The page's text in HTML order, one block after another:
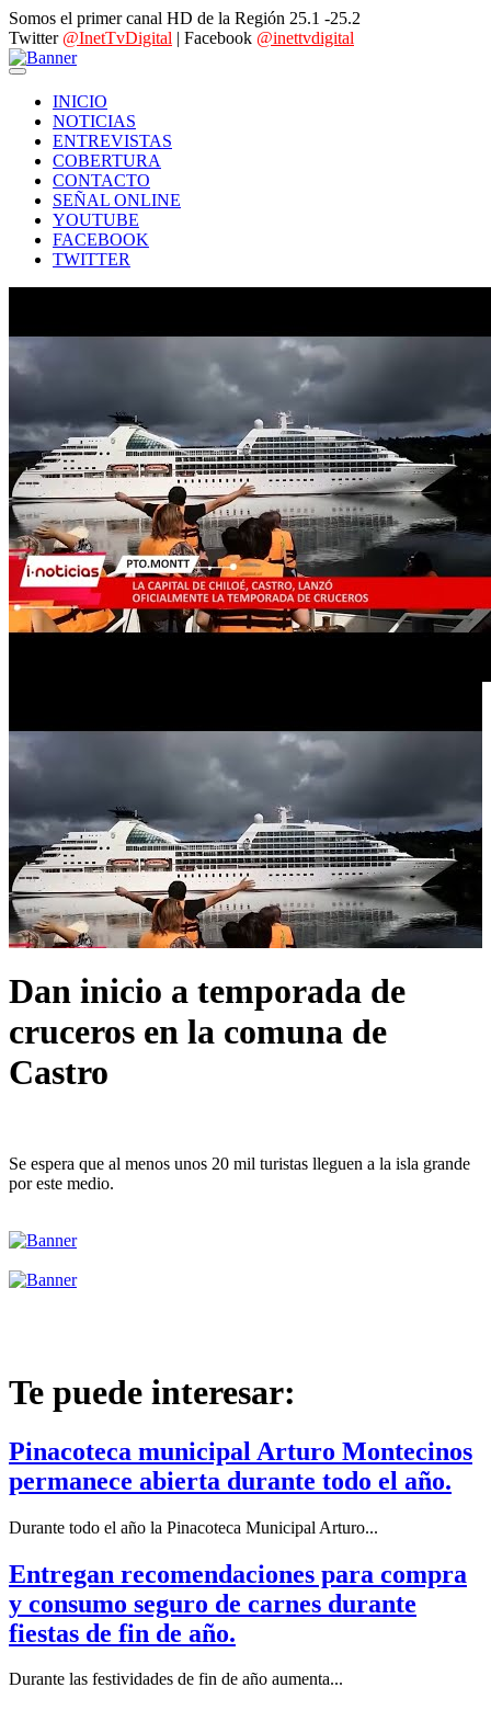
Somos el primer canal HD de la Región 25.1 -25.2
Twitter @InetTvDigital | Facebook @inettvdigital
INICIO
NOTICIAS
ENTREVISTAS
COBERTURA
CONTACTO
SEÑAL ONLINE
YOUTUBE
FACEBOOK
TWITTER
Dan inicio a temporada de
cruceros en la comuna de
Castro
Se espera que al menos unos 20 mil turistas lleguen a la isla grande
por este medio.
Te puede interesar:
Pinacoteca municipal Arturo Montecinos
permanece abierta durante todo el año.
Durante todo el año la Pinacoteca Municipal Arturo...
Entregan recomendaciones para compra
y consumo seguro de carnes durante
fiestas de fin de año.
Durante las festividades de fin de año aumenta...